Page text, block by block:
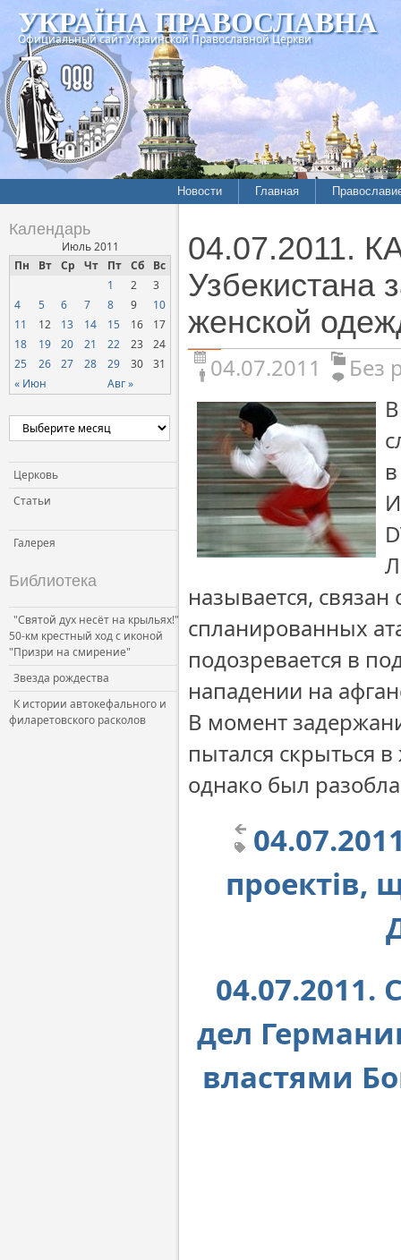
УКРАЇНА ПРАВОСЛАВНА
Официальный сайт Украинской Православной Церкви
Новости Главная
Календарь
Июль 2011
Пн
Вт Ср Чт Пт Сб Вс
« Июн Авг »
1 2
3
4
5 6 7 8 9
10
11
12 13 14 15 16
17
18
19 20 21 22 23
24
25
26 27 28 29 30 31
Церковь
Статьи
Галерея
Библиотека
"Святой дух несёт на крыльях!"
50-км крестный ход с иконой
"Призри на смирение"
Звезда рождества
К истории автокефального и
филаретовского расколов
04.07.2011.
Узбекистана
женской
04.07.2011
Без
называется,
спланированных
подозревается в
нападении на
В момент
пытался скрыться
однако был
проектів,
дел
властями